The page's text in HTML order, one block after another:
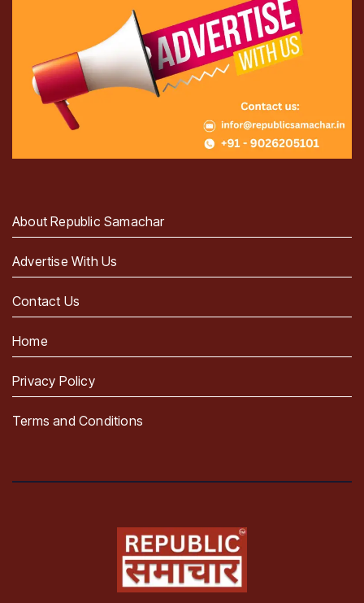
About Republic Samachar
Advertise With Us
Contact Us
Home
Privacy Policy
Terms and Conditions